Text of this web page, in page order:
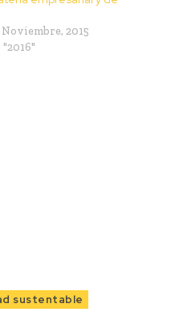
Noviembre, 2015
"2016"
sustentable